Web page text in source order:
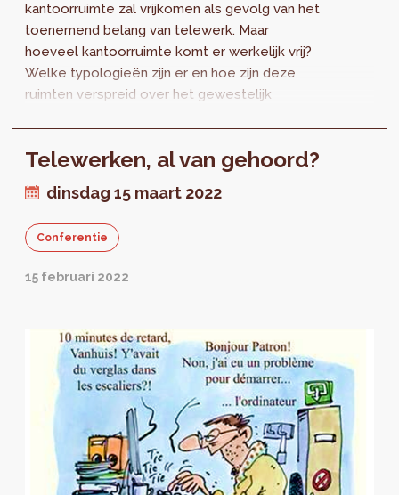
kantoorruimte zal vrijkomen als gevolg van het
toenemend belang van telewerk. Maar
hoeveel kantoorruimte komt er werkelijk vrij?
Welke typologieën zijn er en hoe zijn deze
ruimten verspreid over het gewestelijk
voerde een nieuw onderzoek uit. Het
Telewerken, al van gehoord?
dinsdag 15 maart 2022
Conferentie
15 februari 2022